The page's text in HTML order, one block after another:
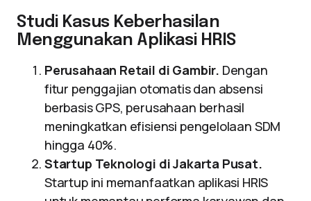
Studi Kasus Keberhasilan
Menggunakan Aplikasi HRIS
Perusahaan Retail di Gambir. Dengan
fitur penggajian otomatis dan absensi
berbasis GPS, perusahaan berhasil
meningkatkan efisiensi pengelolaan SDM
hingga 40%.
Startup Teknologi di Jakarta Pusat.
Startup ini memanfaatkan aplikasi HRIS